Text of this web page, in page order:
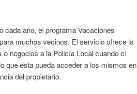
cada año, el programa Vacaciones
muchos vecinos. El servicio ofrece la
negocios a la Policía Local cuando el
que esta pueda acceder a los mismos en
del propietario.